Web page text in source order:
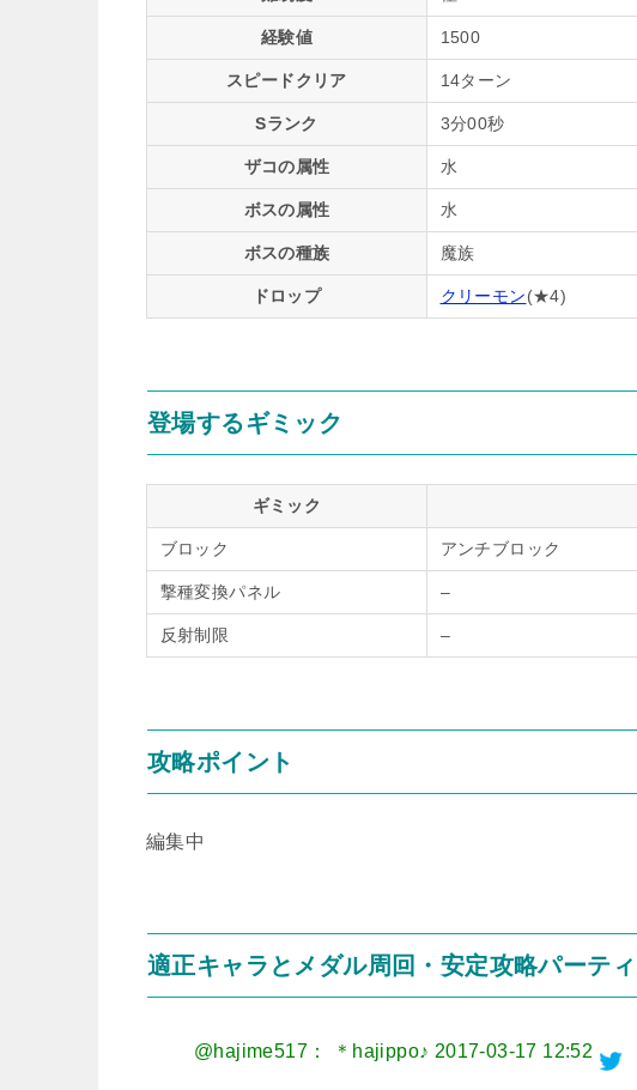
経験値 1500
スピードクリア 14ターン
Sランク 3分00秒
ザコの属性 水
ボスの属性 水
ボスの種族 魔族
ドロップ クリーモン(★4)
登場するギミック
ギミック
ブロック アンチブロック
撃種変換パネル –
反射制限 –
攻略ポイント
編集中
適正キャラとメダル周回・安定攻略パーテ
@hajime517： ＊hajippo♪ 2017-03-17 12:52